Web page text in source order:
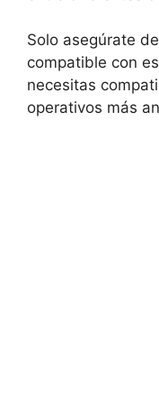
Solo asegúrate
compatible con
necesitas
operativos más